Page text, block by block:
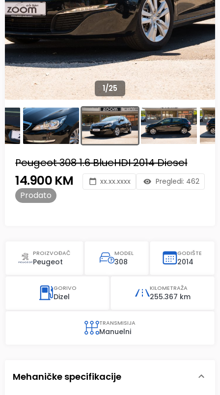
1/25
Peugeot 308 1.6 BlueHDI 2014 Diesel
14.900 KM
Prodato
xx.xx.xxxx Pregledi: 462
PROIZVOĐAČ
Peugeot
MODEL
308
GODIŠTE
2014
GORIVO
Dizel
KILOMETRAŽA
255.367 km
TRANSMISIJA
Manuelni
Mehaničke specifikacije